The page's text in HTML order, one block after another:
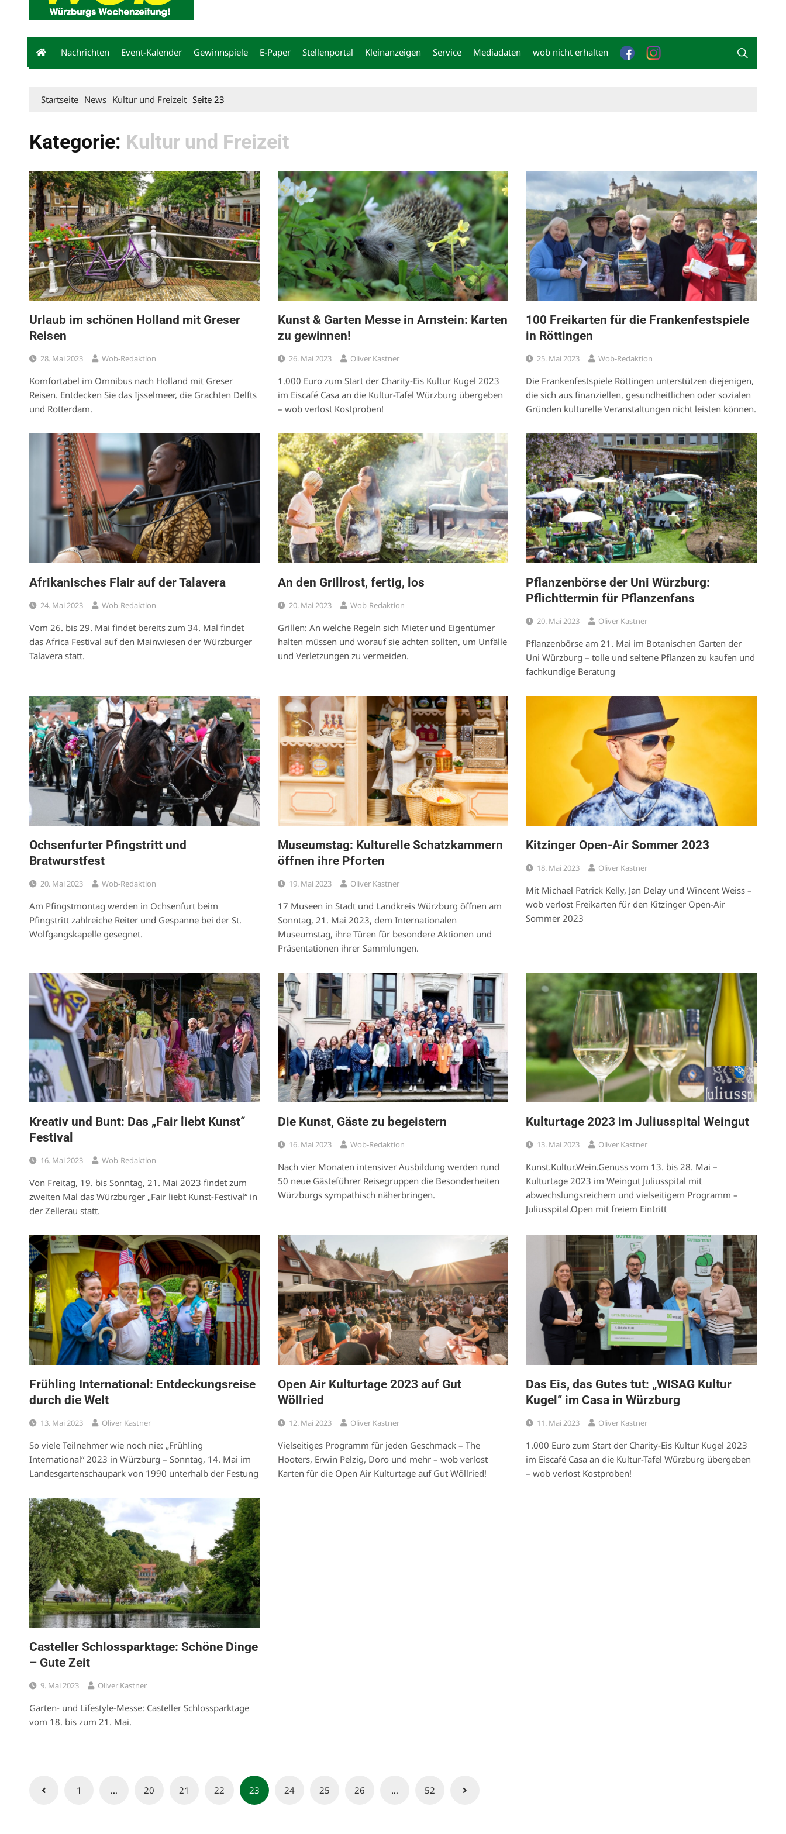
Nachrichten Event-Kalender Gewinnspiele E-Paper Stellenportal Kleinanzeigen Service Mediadaten wob nicht erhalten
Startseite News Kultur und Freizeit Seite 23
Kategorie: Kultur und Freizeit
Urlaub im schönen Holland mit Greser
Reisen
28. Mai 2023 Wob-Redaktion
Komfortabel im Omnibus nach Holland mit Greser
Reisen. Entdecken Sie das Ijsselmeer, die Grachten Delfts
und Rotterdam.
Kunst & Garten Messe in Arnstein: Karten
zu gewinnen!
26. Mai 2023 Oliver Kastner
1.000 Euro zum Start der Charity-Eis Kultur Kugel 2023
im Eiscafé Casa an die Kultur-Tafel Würzburg übergeben
– wob verlost Kostproben!
100 Freikarten für die Frankenfestspiele
in Röttingen
25. Mai 2023 Wob-Redaktion
Die Frankenfestspiele Röttingen unterstützen diejenigen,
die sich aus finanziellen, gesundheitlichen oder sozialen
Gründen kulturelle Veranstaltungen nicht leisten können.
Afrikanisches Flair auf der Talavera
24. Mai 2023 Wob-Redaktion
Vom 26. bis 29. Mai findet bereits zum 34. Mal findet
das Africa Festival auf den Mainwiesen der Würzburger
Talavera statt.
An den Grillrost, fertig, los
20. Mai 2023 Wob-Redaktion
Grillen: An welche Regeln sich Mieter und Eigentümer
halten müssen und worauf sie achten sollten, um Unfälle
und Verletzungen zu vermeiden.
Pflanzenbörse der Uni Würzburg:
Pflichttermin für Pflanzenfans
20. Mai 2023 Oliver Kastner
Pflanzenbörse am 21. Mai im Botanischen Garten der
Uni Würzburg – tolle und seltene Pflanzen zu kaufen und
fachkundige Beratung
Ochsenfurter Pfingstritt und
Bratwurstfest
20. Mai 2023 Wob-Redaktion
Am Pfingstmontag werden in Ochsenfurt beim
Pfingstritt zahlreiche Reiter und Gespanne bei der St.
Wolfgangskapelle gesegnet.
Museumstag: Kulturelle Schatzkammern
öffnen ihre Pforten
19. Mai 2023 Oliver Kastner
17 Museen in Stadt und Landkreis Würzburg öffnen am
Sonntag, 21. Mai 2023, dem Internationalen
Museumstag, ihre Türen für besondere Aktionen und
Präsentationen ihrer Sammlungen.
Kitzinger Open-Air Sommer 2023
18. Mai 2023 Oliver Kastner
Mit Michael Patrick Kelly, Jan Delay und Wincent Weiss –
wob verlost Freikarten für den Kitzinger Open-Air
Sommer 2023
Kreativ und Bunt: Das „Fair liebt Kunst“
Festival
16. Mai 2023 Wob-Redaktion
Von Freitag, 19. bis Sonntag, 21. Mai 2023 findet zum
zweiten Mal das Würzburger „Fair liebt Kunst-Festival“ in
der Zellerau statt.
Die Kunst, Gäste zu begeistern
16. Mai 2023 Wob-Redaktion
Nach vier Monaten intensiver Ausbildung werden rund
50 neue Gästeführer Reisegruppen die Besonderheiten
Würzburgs sympathisch näherbringen.
Kulturtage 2023 im Juliusspital Weingut
13. Mai 2023 Oliver Kastner
Kunst.Kultur.Wein.Genuss vom 13. bis 28. Mai –
Kulturtage 2023 im Weingut Juliusspital mit
abwechslungsreichem und vielseitigem Programm –
Juliusspital.Open mit freiem Eintritt
Frühling International: Entdeckungsreise
durch die Welt
13. Mai 2023 Oliver Kastner
So viele Teilnehmer wie noch nie: „Frühling
International“ 2023 in Würzburg – Sonntag, 14. Mai im
Landesgartenschaupark von 1990 unterhalb der Festung
Open Air Kulturtage 2023 auf Gut
Wöllried
12. Mai 2023 Oliver Kastner
Vielseitiges Programm für jeden Geschmack – The
Hooters, Erwin Pelzig, Doro und mehr – wob verlost
Karten für die Open Air Kulturtage auf Gut Wöllried!
Das Eis, das Gutes tut: „WISAG Kultur
Kugel“ im Casa in Würzburg
11. Mai 2023 Oliver Kastner
1.000 Euro zum Start der Charity-Eis Kultur Kugel 2023
im Eiscafé Casa an die Kultur-Tafel Würzburg übergeben
– wob verlost Kostproben!
Casteller Schlossparktage: Schöne Dinge
– Gute Zeit
9. Mai 2023 Oliver Kastner
Garten- und Lifestyle-Messe: Casteller Schlossparktage
vom 18. bis zum 21. Mai.
Seitennummerierung
1 … 20 21 22 23 24 25 26 … 52